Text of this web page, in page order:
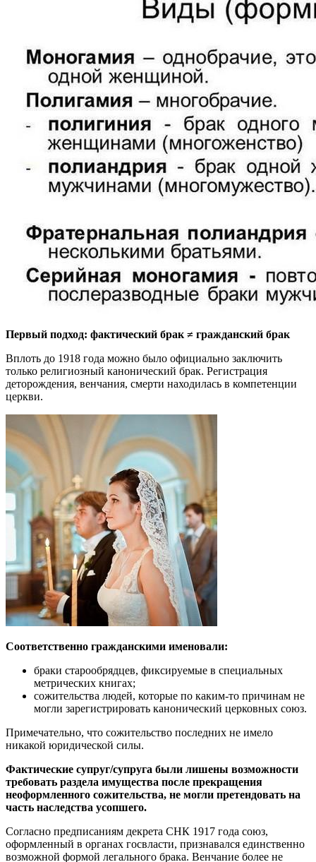
Первый подход: фактический брак ≠ гражданский брак
Вплоть до 1918 года можно было официально заключить
только религиозный канонический брак. Регистрация
деторождения, венчания, смерти находилась в компетенции
церкви.
Соответственно гражданскими именовали:
браки старообрядцев, фиксируемые в специальных
метрических книгах;
сожительства людей, которые по каким-то причинам не
могли зарегистрировать канонический церковных союз.
Примечательно, что сожительство последних не имело
никакой юридической силы.
Фактические супруг/супруга были лишены возможности
требовать раздела имущества после прекращения
неоформленного сожительства, не могли претендовать на
часть наследства усопшего.
Согласно предписаниям декрета СНК 1917 года союз,
оформленный в органах госвласти, признавался единственно
возможной формой легального брака. Венчание более не